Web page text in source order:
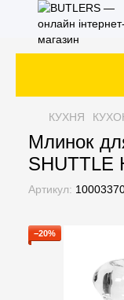
КУХНЯ
Млинок
SHUTTLE
Артикул:
−20%